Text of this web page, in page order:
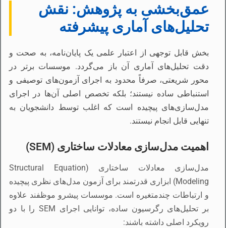
عمق‌بخشی به پژوهش: نقش
تحلیل‌های آماری پیشرفته
بخش قابل توجهی از اعتبار علمی یک پایان‌نامه، به صحت و
دقت تحلیل‌های آماری آن باز می‌گردد. موسسات برتر در
محور شریعتی، صرفاً محدود به اجرای آزمون‌های توصیفی و
استنباطی ساده نیستند؛ بلکه تخصص اصلی آن‌ها در اجرای
مدل‌سازی‌های پیچیده است که اغلب توسط دانشجویان به
تنهایی قابل انجام نیستند.
اهمیت مدل‌سازی معادلات ساختاری (SEM)
مدل‌سازی معادلات ساختاری (Structural Equation
Modeling) ابزاری قدرتمند برای آزمون مدل‌های نظری پیچیده
و ارتباطات چندمتغیره است. موسسات پیشرو موظفند علاوه
بر تحلیل‌های رگرسیون ساده، توانایی اجرای SEM را با دو
رویکرد اصلی داشته باشند: